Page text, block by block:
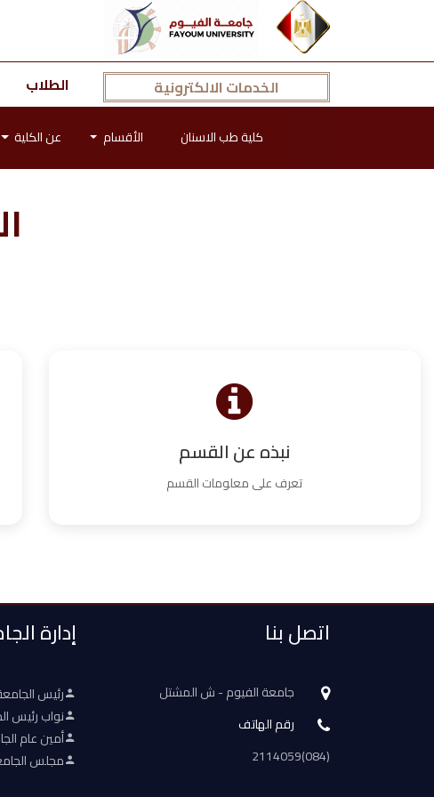
الخدمات الالكترونية الطلاب
كلية طب الاسنان الأقسام عن الكلية
نبذه عن القسم
تعرف على معلومات القسم
اتصل بنا
جامعة الفيوم - ش المشتل
رقم الهاتف
(084)2114059
إدارة
رئيس
نواب رئيس
أمين عام
مجلس